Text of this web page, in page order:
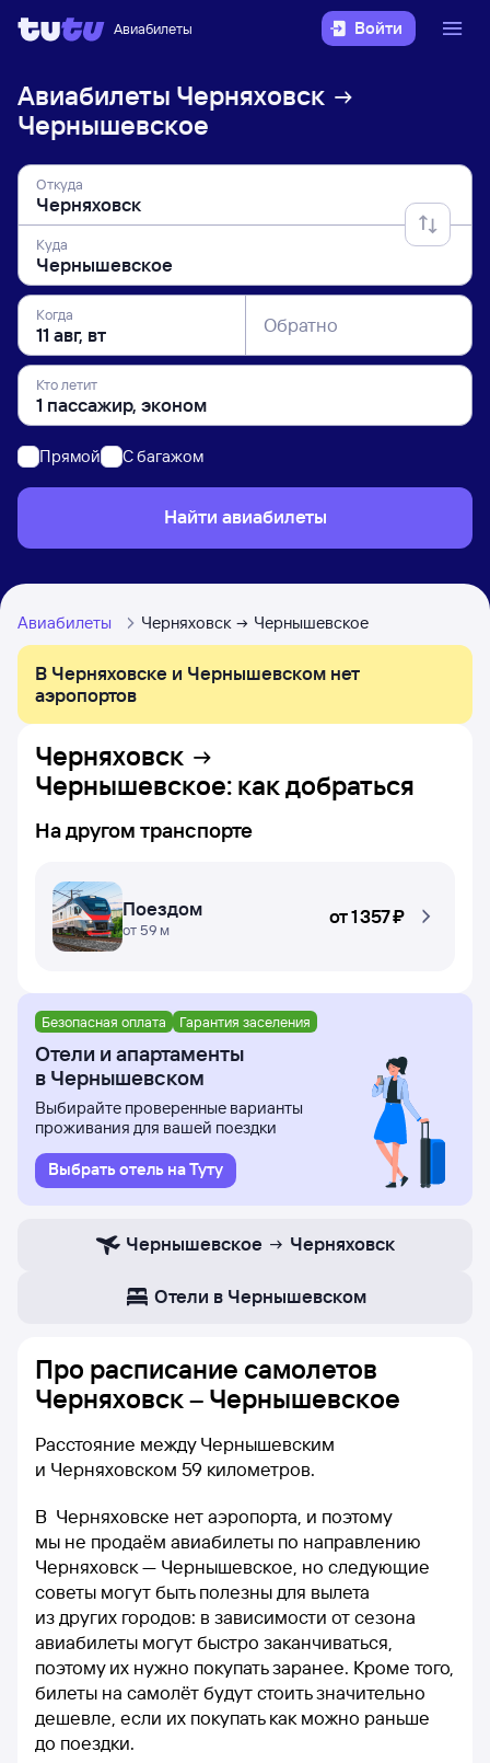
Авиабилеты Войти
Авиабилеты Черняховск
Чернышевское
Откуда
Куда
Когда Обратно
Кто летит
Прямой C багажом
Найти авиабилеты
Авиабилеты Черняховск Чернышевское
В Черняховске и Чернышевском нет
аэропортов
Черняховск
Чернышевское: как добраться
На другом транспорте
Поездом
от 59 м
от1 ⁠357 ⁠₽
Безопасная оплата Гарантия заселения
Отели и апартаменты
в Чернышевском
Выбирайте проверенные варианты
проживания для вашей поездки
Выбрать отель на Туту
Чернышевское Черняховск
Отели в Чернышевском
Про расписание самолетов
Черняховск – Чернышевское
Расстояние между Чернышевским
и Черняховском 59 километров.
В Черняховске нет аэропорта, и поэтому
мы не продаём авиабилеты по направлению
Черняховск — Чернышевское, но следующие
советы могут быть полезны для вылета
из других городов: в зависимости от сезона
авиабилеты могут быстро заканчиваться,
поэтому их нужно покупать заранее. Кроме того,
билеты на самолёт будут стоить значительно
дешевле, если их покупать как можно раньше
до поездки.